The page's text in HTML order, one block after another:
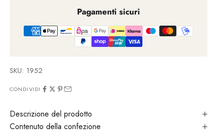
Pagamenti sicuri
SKU: 1952
CONDIVIDI
Descrizione del prodotto
Contenuto della confezione